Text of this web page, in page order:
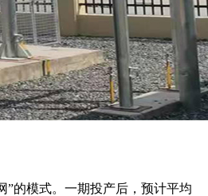
”的模式。一期投产后，预计平均